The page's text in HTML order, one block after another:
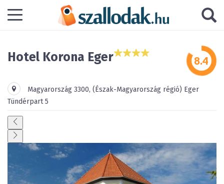
Hotel Korona Eger
Magyarország 3300, (Észak-Magyarország régió) Eger
Tündérpart 5